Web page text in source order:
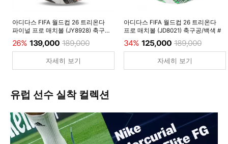
아디다스 FIFA 월드컵 26 트리온다
파이널 프로 매치볼 (JY8928) 축구공/
26% 139,000 189,000
자세히 보기
아디다스 FIFA 월드컵 26 트리온다
프로 매치볼 (JD8021) 축구공/백색 #
34% 125,000 189,000
자세히 보기
유럽 선수 실착 컬렉션